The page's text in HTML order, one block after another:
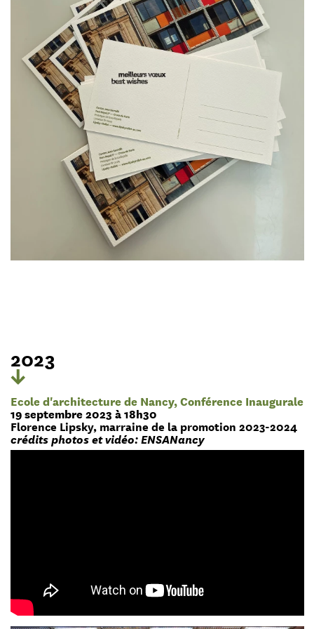
2023
Ecole d'architecture de Nancy, Conférence Inaugurale
19 septembre 2023 à 18h30
Florence Lipsky, marraine de la promotion 2023-2024
crédits photos et vidéo: ENSANancy